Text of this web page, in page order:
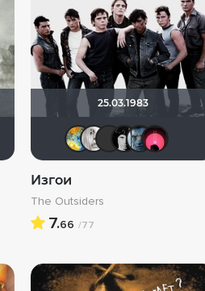
25.03.1983
SKY4HOLO
Лёля 84
Изгои
The Outsiders
7.66 /77